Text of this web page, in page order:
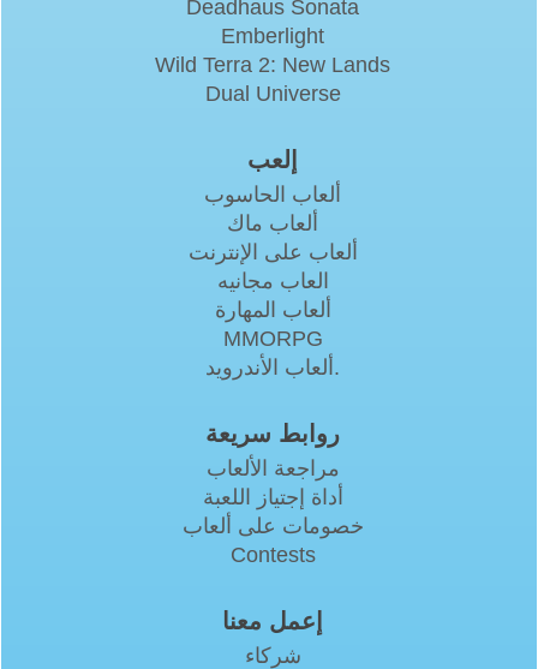
Deadhaus Sonata
Emberlight
Wild Terra 2: New Lands
Dual Universe
إلعب
ألعاب الحاسوب
ألعاب ماك
ألعاب على الإنترنت
العاب مجانيه
ألعاب المهارة
MMORPG
ألعاب الأندرويد.
روابط سريعة
مراجعة الألعاب
أداة إجتياز اللعبة
خصومات على ألعاب
Contests
إعمل معنا
شركاء